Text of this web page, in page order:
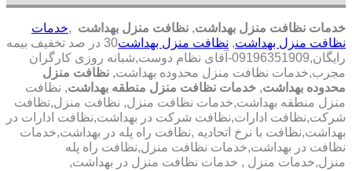
خدمات نظافت منزل بهداشت, نظافت منزل بهداشت ,خدمات
نظافت منزل بهداشت, نظافت منزل بهداشت
30 در صد تخفیف بیمه
رایگان,09196351909-آقای نظام دوست,شبانه روزی کارگران
مجرب,خدمات نظافت منزل محدوده بهداشت, نظافت منزل
محدوده بهداشت, خدمات نظافت منزل منطقه بهداشت, نظافت
منزل منطقه بهداشت,خدمات نظافت منزل, نظافت منزل,نظافت
شرکت,نظافت ادارات,نظافت شرکت در بهداشت,نظافت ادارات در
بهداشت,نظافت با نرخ اتحادیه ,نظافت راه پله در بهداشت,خدمات
نظافت در بهداشت,خدمات نظافت منزل,نظافت راه پله
منزل,خدمات منزل , خدمات نظافت منزل در بهداشت,